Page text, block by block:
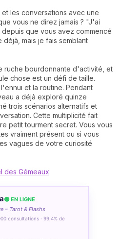
les conversations avec une
vous ne direz jamais ? "J'ai
que vous avez commencé
mais je fais semblant
ruche bourdonnante d'activité, et
chose est un défi de taille.
et la routine. Pendant
a déjà exploré quinze
trois scénarios alternatifs et
Cette multiplicité fait
petit tourment secret. Vous vous
vraiment présent ou si vous
vagues de votre curiosité
des Gémeaux
🟢 EN LIGNE
– Tarot & Flashs
consultations · 99,4% de